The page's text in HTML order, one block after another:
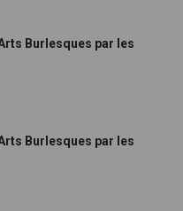
Burlesques par les
Burlesques par les